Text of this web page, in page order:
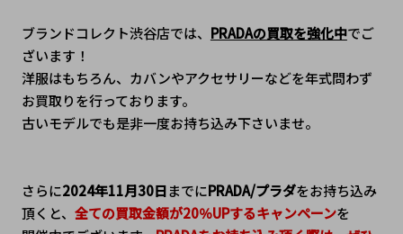
ブランドコレクト渋谷店では、 PRADAの買取を強化中でご
ざいます！
洋服はもちろん、カバンやアクセサリーなどを年式問わず
お買取りを行っております。
古いモデルでも是非一度お持ち込み下さいませ。
さらに2024年11月30日までにPRADA/プラダをお持ち込み
頂くと、 全ての買取金額が20％UPするキャンペーンを